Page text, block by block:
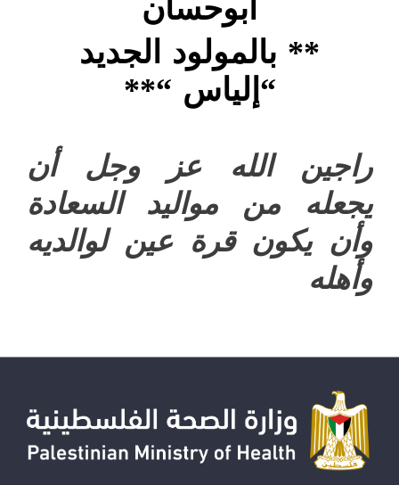
أبوحسان
** بالمولود الجديد
“ إلياس “
**
راجين الله عز وجل أن
يجعله من مواليد السعادة
وأن يكون قرة عين لوالديه
وأهله